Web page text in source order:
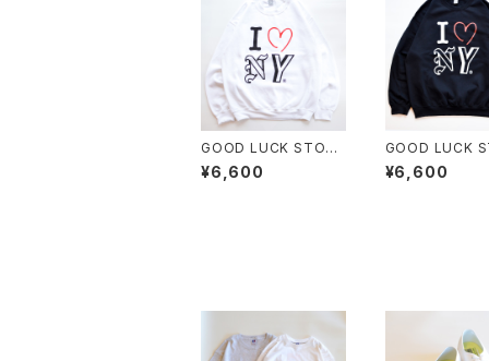
GOOD LUCK STORE
ORIGINAL "I LOVE N
EW YORK SWEAT"
¥6,600
GOOD LUCK
ORIGINAL "I
EW YORK
¥6,600